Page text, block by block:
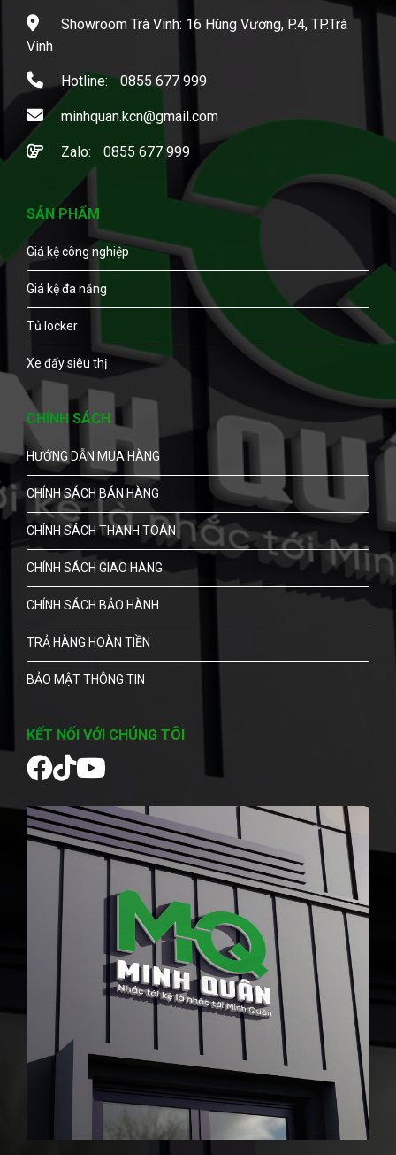
Showroom Trà Vinh: 16 Hùng Vương, P.4, TP.Trà
Vinh
Hotline: 0855 677 999
minhquan.kcn@gmail.com
Zalo: 0855 677 999
SẢN PHẨM
Giá kệ công nghiệp
Giá kệ đa năng
Tủ locker
Xe đẩy siêu thị
CHÍNH SÁCH
HƯỚNG DẪN MUA HÀNG
CHÍNH SÁCH BÁN HÀNG
CHÍNH SÁCH THANH TOÁN
CHÍNH SÁCH GIAO HÀNG
CHÍNH SÁCH BẢO HÀNH
TRẢ HÀNG HOÀN TIỀN
BẢO MẬT THÔNG TIN
KẾT NỐI VỚI CHÚNG TÔI